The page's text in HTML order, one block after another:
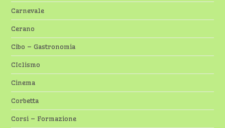
Carnevale
Cerano
Cibo – Gastronomia
CIclismo
Cinema
Corbetta
Corsi – Formazione